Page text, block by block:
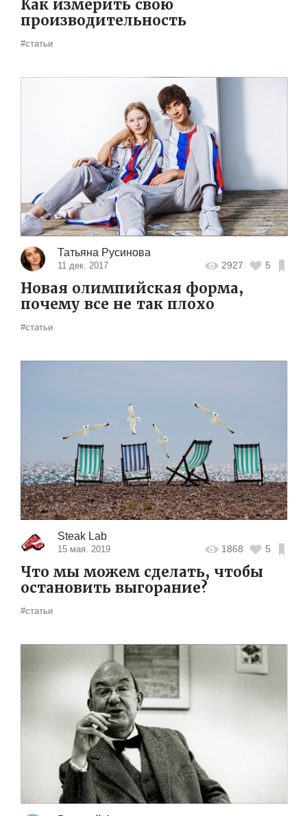
Как измерить свою
производительность
#статьи
Татьяна Русинова
11 дек. 2017 2927 5
Новая олимпийская форма,
почему все не так плохо
#статьи
Steak Lab
15 мая. 2019 1868 5
Что мы можем сделать, чтобы
остановить выгорание?
#статьи